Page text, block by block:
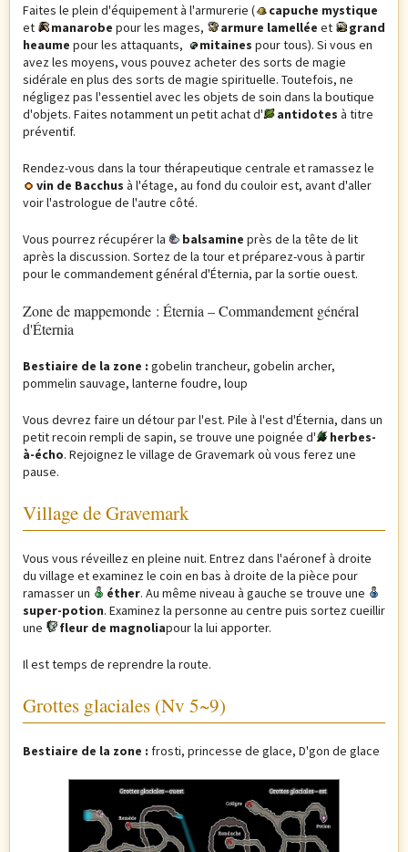
Faites le plein d'équipement à l'armurerie (
capuche mystique
et
manarobe pour les mages, armure lamellée et
grand
heaume pour les attaquants, mitaines pour tous). Si vous en
avez les moyens, vous pouvez acheter des sorts de magie
sidérale en plus des sorts de magie spirituelle. Toutefois, ne
négligez pas l'essentiel avec les objets de soin dans la boutique
d'objets. Faites notamment un petit achat d'
antidotes à titre
préventif.
Rendez-vous dans la tour thérapeutique centrale et ramassez le
vin de Bacchus à l'étage, au fond du couloir est, avant d'aller
voir l'astrologue de l'autre côté.
Vous pourrez récupérer la balsamine près de la tête de lit
après la discussion. Sortez de la tour et préparez-vous à partir
pour le commandement général d'Éternia, par la sortie ouest.
Zone de mappemonde : Éternia – Commandement général
d'Éternia
Bestiaire de la zone : gobelin trancheur, gobelin archer,
pommelin sauvage, lanterne foudre, loup
Vous devrez faire un détour par l'est. Pile à l'est d'Éternia, dans un
petit recoin rempli de sapin, se trouve une poignée d'
herbes-
à-écho. Rejoignez le village de Gravemark où vous ferez une
pause.
Village de Gravemark
Vous vous réveillez en pleine nuit. Entrez dans l'aéronef à droite
du village et examinez le coin en bas à droite de la pièce pour
ramasser un
éther. Au même niveau à gauche se trouve une
super-potion. Examinez la personne au centre puis sortez cueillir
une
fleur de magnoliapour la lui apporter.
Il est temps de reprendre la route.
Grottes glaciales (Nv 5~9)
Bestiaire de la zone : frosti, princesse de glace, D'gon de glace